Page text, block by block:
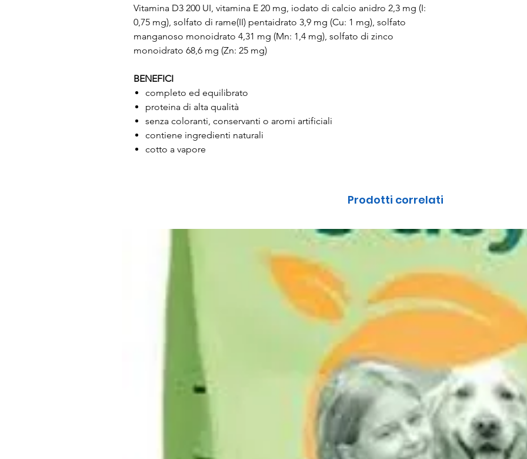
Vitamina D3 200 UI, vitamina E 20 mg, iodato di calcio anidro 2,3 mg (I:
0,75 mg), solfato di rame(II) pentaidrato 3,9 mg (Cu: 1 mg), solfato
manganoso monoidrato 4,31 mg (Mn: 1,4 mg), solfato di zinco
monoidrato 68,6 mg (Zn: 25 mg)
BENEFICI
completo ed equilibrato
proteina di alta qualità
senza coloranti, conservanti o aromi artificiali
contiene ingredienti naturali
cotto a vapore
Prodotti correlati